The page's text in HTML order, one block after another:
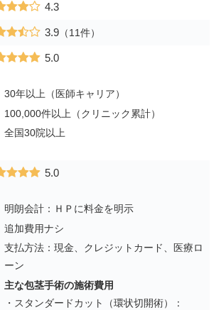
4.3
3.9 （11件）
5.0
30年以上（医師キャリア）
100,000件以上（クリニック累計）
全国30院以上
5.0
明朗会計：ＨＰに料金を明示
追加費用ナシ
支払方法：現金、クレジットカード、医療ロ
ーン
主な包茎手術の施術費用
・スタンダードカット（環状切開術）：